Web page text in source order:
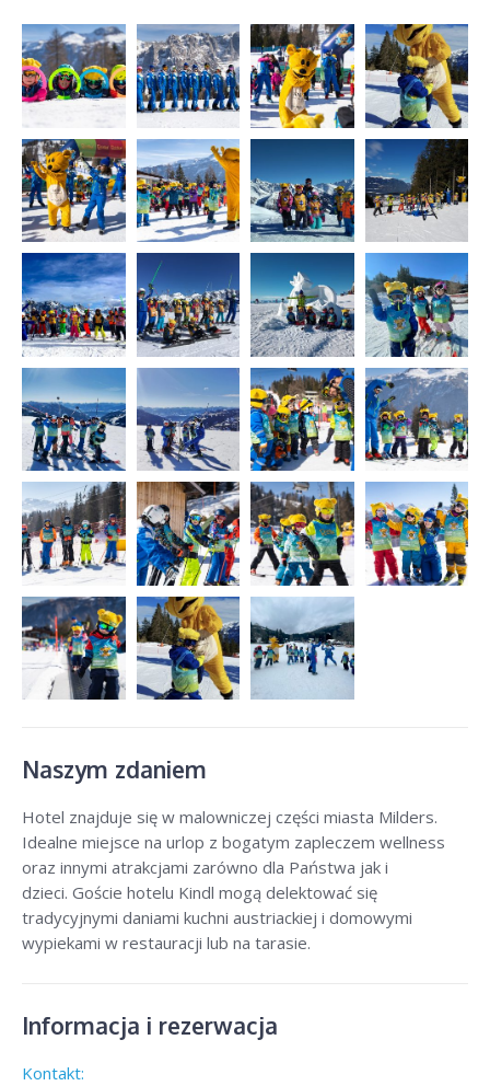
Naszym zdaniem
Hotel znajduje się w malowniczej części miasta Milders.
Idealne miejsce na urlop z bogatym zapleczem wellness
oraz innymi atrakcjami zarówno dla Państwa jak i
dzieci. Goście hotelu Kindl mogą delektować się
tradycyjnymi daniami kuchni austriackiej i domowymi
wypiekami w restauracji lub na tarasie.
Informacja i rezerwacja
Kontakt: